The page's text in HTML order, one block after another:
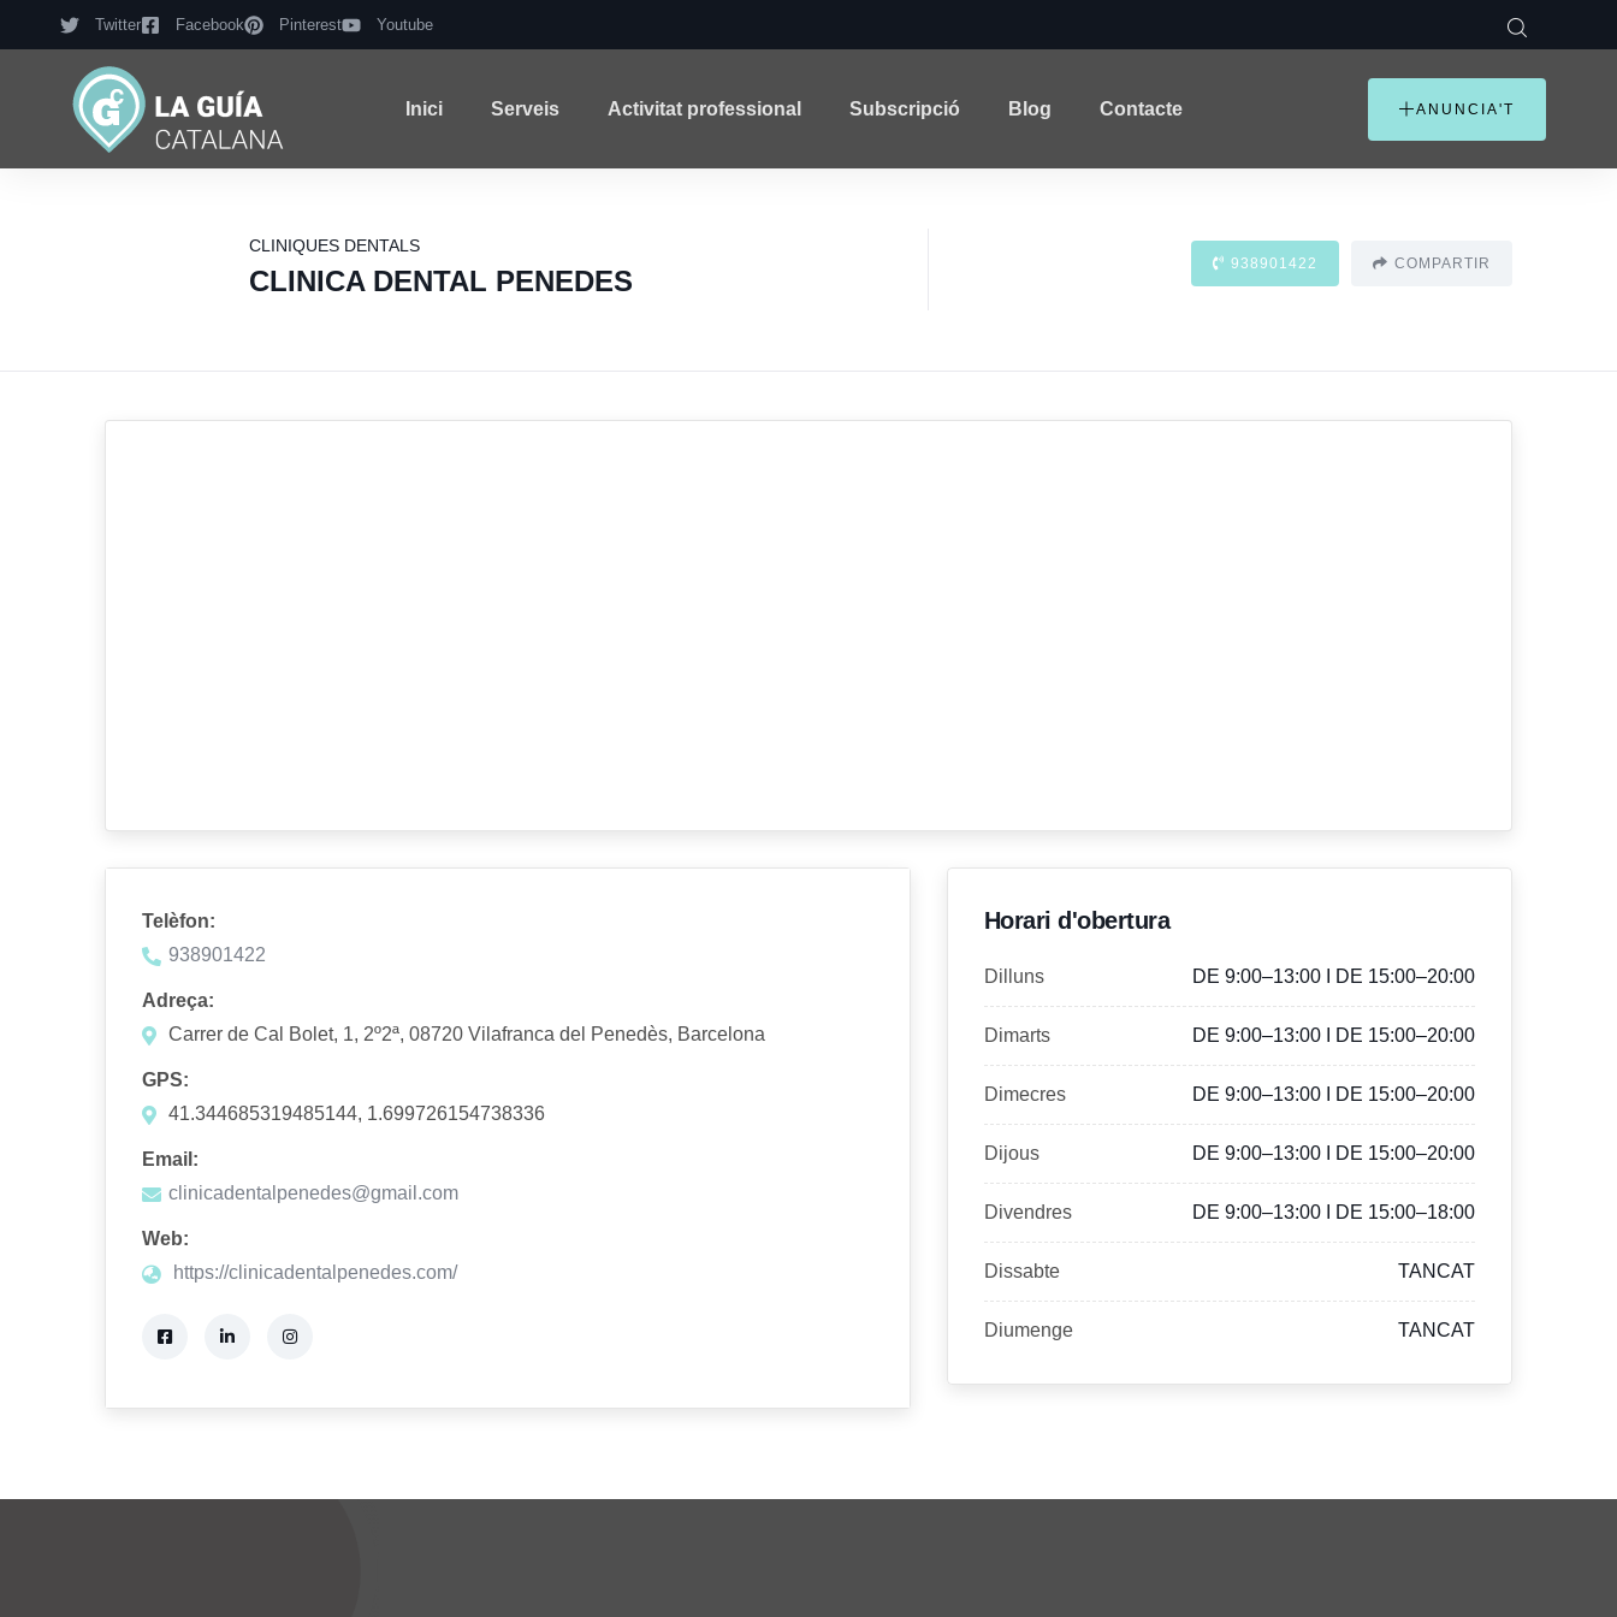
Twitter Facebook Pinterest Youtube
Inici Serveis Activitat professional Subscripció Blog Contacte ANUNCIA'T
CLINIQUES DENTALS
CLINICA DENTAL PENEDES
938901422 COMPARTIR
Telèfon:
938901422
Adreça:
Carrer de Cal Bolet, 1, 2º2ª, 08720 Vilafranca del Penedès, Barcelona
GPS:
41.344685319485144, 1.699726154738336
Email:
clinicadentalpenedes@gmail.com
Web:
https://clinicadentalpenedes.com/
Horari d'obertura
Dilluns DE 9:00–13:00 I DE 15:00–20:00
Dimarts DE 9:00–13:00 I DE 15:00–20:00
Dimecres DE 9:00–13:00 I DE 15:00–20:00
Dijous DE 9:00–13:00 I DE 15:00–20:00
Divendres DE 9:00–13:00 I DE 15:00–18:00
Dissabte TANCAT
Diumenge TANCAT